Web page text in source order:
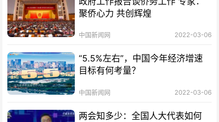
聚侨心力 共创辉煌
中国新闻网 2022-03-06
“5.5%左右”，中国今年经济增速
目标有何考量？
中国新闻网 2022-03-06
两会知多少：全国人大代表如何